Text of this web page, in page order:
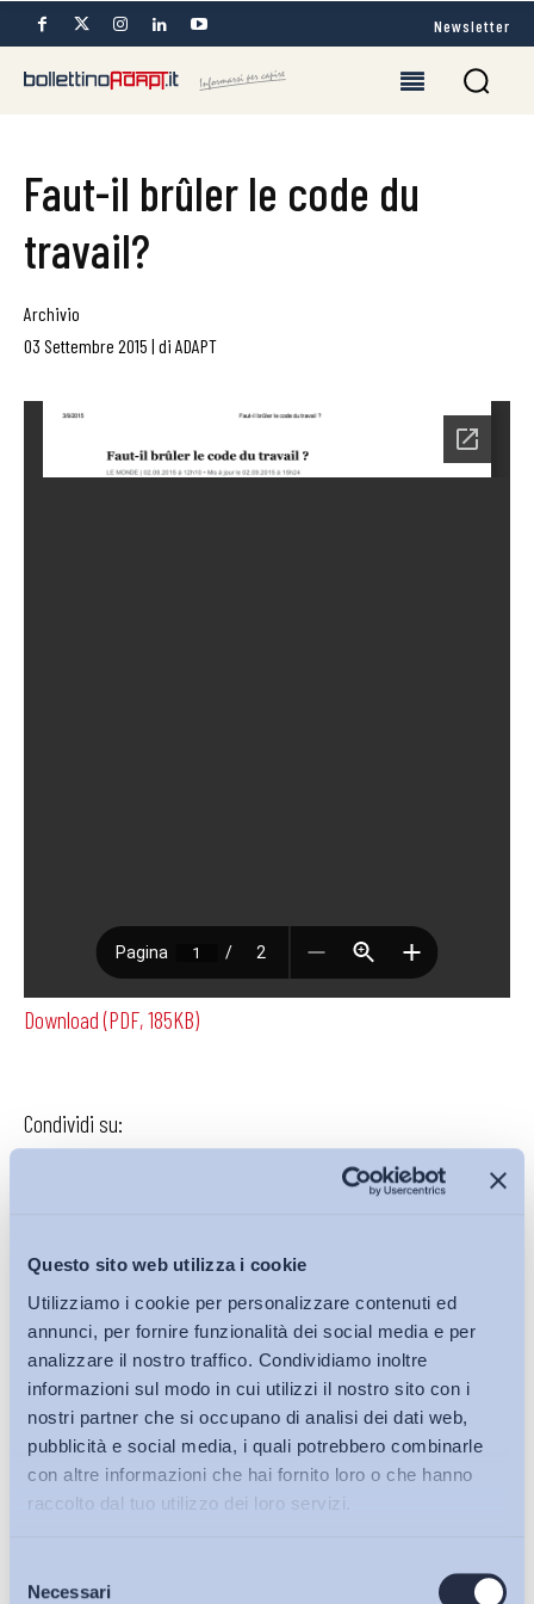
Questo sito web utilizza i cookie
Utilizziamo i cookie per personalizzare contenuti ed
annunci, per fornire funzionalità dei social media e per
analizzare il nostro traffico. Condividiamo inoltre
informazioni sul modo in cui utilizzi il nostro sito con i
nostri partner che si occupano di analisi dei dati web,
pubblicità e social media, i quali potrebbero combinarle
con altre informazioni che hai fornito loro o che hanno
raccolto dal tuo utilizzo dei loro servizi.
delNecessariBollettini ADAPT
Newsletter
Faut-il brûler le code du
travail?
Archivio
03 Settembre 2015 | di ADAPT
Download (PDF, 185KB)
Condividi su:
Iscriviti alla Newsletter